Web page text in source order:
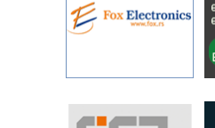
Filtration Group
rešenja za filtraciju
procesnim
Art Utopia Studio –
RILINEX kompanije